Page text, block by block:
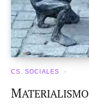
CS. SOCIALES
MATERIALISMO